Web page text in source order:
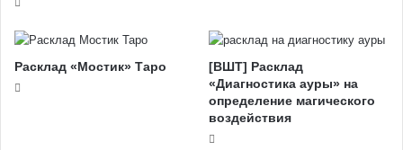
Расклад «Мостик» Таро
[ВШТ] Расклад
«Диагностика ауры» на
определение магического
воздействия